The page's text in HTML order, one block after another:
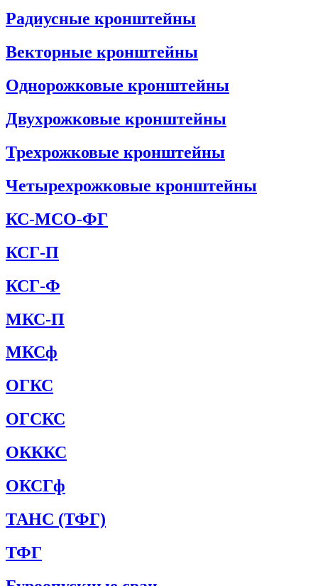
Радиусные кронштейны
Векторные кронштейны
Однорожковые кронштейны
Двухрожковые кронштейны
Трехрожковые кронштейны
Четырехрожковые кронштейны
КС-МСО-ФГ
КСГ-П
КСГ-Ф
МКС-П
МКСф
ОГКС
ОГСКС
ОКККС
ОКСГф
ТАНС (ТФГ)
ТФГ